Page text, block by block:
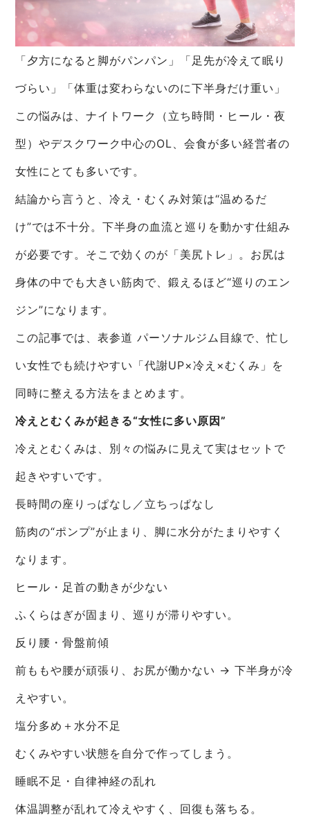
「夕方になると脚がパンパン」「足先が冷えて眠り
づらい」「体重は変わらないのに下半身だけ重い」
この悩みは、ナイトワーク（立ち時間・ヒール・夜
型）やデスクワーク中心のOL、会食が多い経営者の
女性にとても多いです。
結論から言うと、冷え・むくみ対策は“温めるだ
け”では不十分。下半身の血流と巡りを動かす仕組み
が必要です。そこで効くのが「美尻トレ」。お尻は
身体の中でも大きい筋肉で、鍛えるほど“巡りのエン
ジン”になります。
この記事では、表参道 パーソナルジム目線で、忙し
い女性でも続けやすい「代謝UP×冷え×むくみ」を
同時に整える方法をまとめます。
冷えとむくみが起きる“女性に多い原因”
冷えとむくみは、別々の悩みに見えて実はセットで
起きやすいです。
長時間の座りっぱなし／立ちっぱなし
筋肉の“ポンプ”が止まり、脚に水分がたまりやすく
なります。
ヒール・足首の動きが少ない
ふくらはぎが固まり、巡りが滞りやすい。
反り腰・骨盤前傾
前ももや腰が頑張り、お尻が働かない → 下半身が冷
えやすい。
塩分多め＋水分不足
むくみやすい状態を自分で作ってしまう。
睡眠不足・自律神経の乱れ
体温調整が乱れて冷えやすく、回復も落ちる。